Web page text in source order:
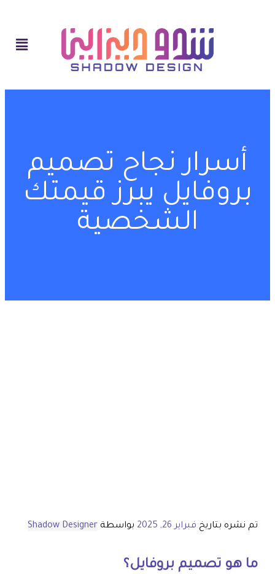
أسرار نجاح تصميم
بروفايل يبرز قيمتك
الشخصية
تم نشره بتاريخ فبراير 26, 2025 بواسطة Shadow Designer
ما هو تصميم بروفايل؟